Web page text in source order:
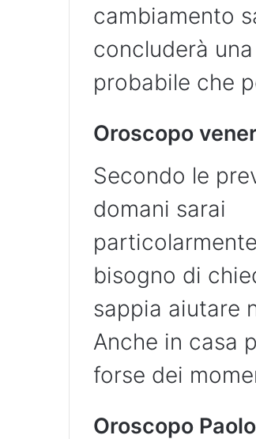
cambiamento
concluderà
probabile che
Oroscopo
Secondo le
domani sarai
particolarmente
bisogno di
sappia aiutare
Anche in casa
forse dei
Oroscopo